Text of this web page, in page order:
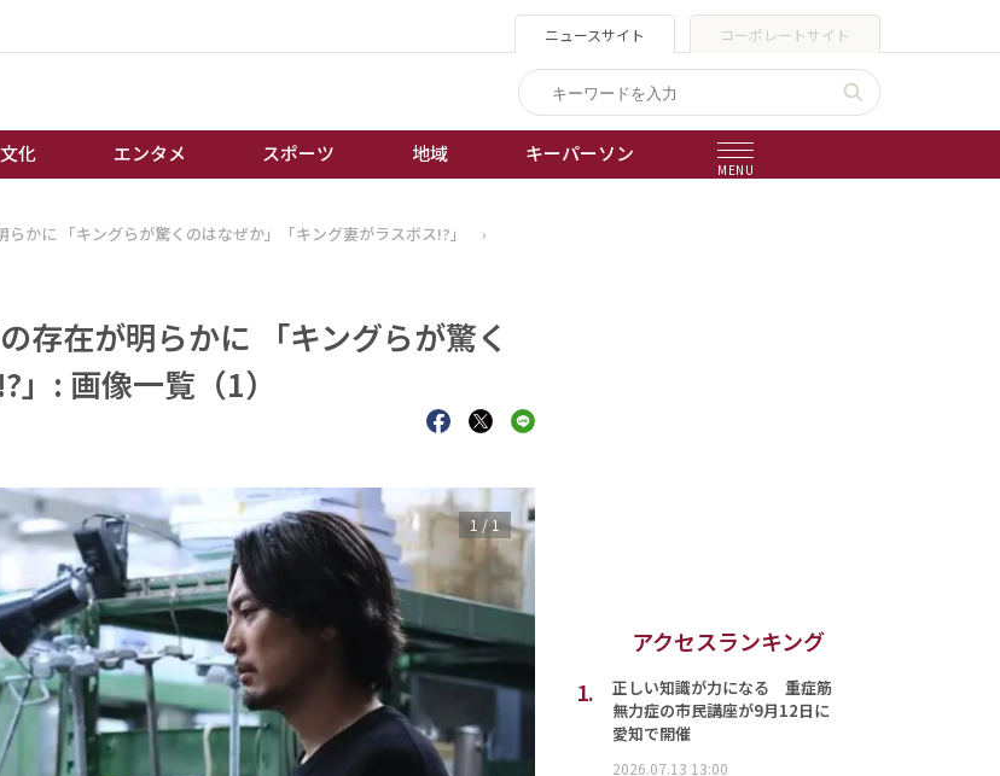
ニュースサイト コーポレートサイト
化 エンタメ スポーツ 地域 キーパーソン
MENU
ネス
誰もが輝いて働く社会へ
かに 「キングらが驚くのはなぜか」「キング妻がラスボス!?」
›
存在が明らかに 「キングらが驚く
: 画像一覧（1）
1/1
アクセスランキング
1.
正しい知識が力になる 重症筋
無力症の市民講座が9月12日に
愛知で開催
2026.07.13 13:00